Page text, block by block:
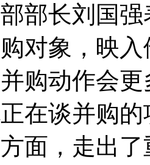
部长刘国
对象，映
购动作会
在谈并购
面，走出